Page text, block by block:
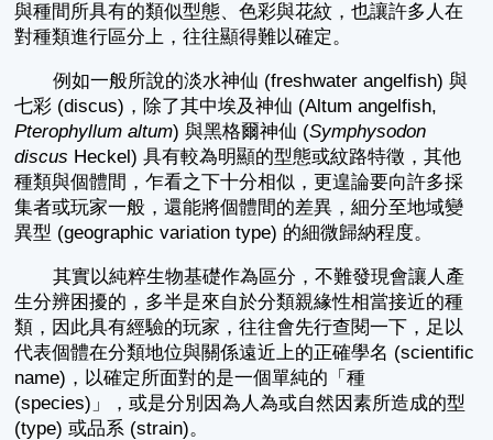
與種間所具有的類似型態、色彩與花紋，也讓許多人在
對種類進行區分上，往往顯得難以確定。
例如一般所說的淡水神仙 (freshwater angelfish) 與
七彩 (discus)，除了其中埃及神仙 (Altum angelfish,
Pterophyllum altum) 與黑格爾神仙 (Symphysodon
discus Heckel) 具有較為明顯的型態或紋路特徵，其他
種類與個體間，乍看之下十分相似，更遑論要向許多採
集者或玩家一般，還能將個體間的差異，細分至地域變
異型 (geographic variation type) 的細微歸納程度。
其實以純粹生物基礎作為區分，不難發現會讓人產
生分辨困擾的，多半是來自於分類親緣性相當接近的種
類，因此具有經驗的玩家，往往會先行查閱一下，足以
代表個體在分類地位與關係遠近上的正確學名 (scientific
name)，以確定所面對的是一個單純的「種
(species)」，或是分別因為人為或自然因素所造成的型
(type) 或品系 (strain)。